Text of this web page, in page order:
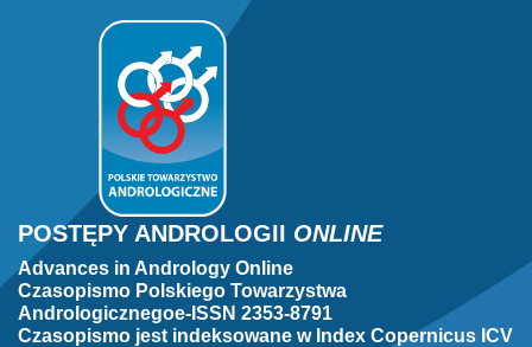
POSTĘPY ANDROLOGII ONLINE
Advances in Andrology Online
Czasopismo Polskiego Towarzystwa
Andrologicznegoe-ISSN 2353-8791
Czasopismo jest indeksowane w Index Copernicus ICV